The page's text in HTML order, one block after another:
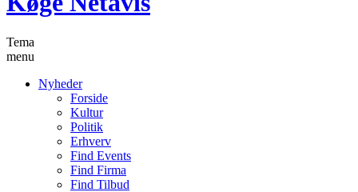
Tema
menu
Nyheder
Forside
Kultur
Politik
Erhverv
Find Events
Find Firma
Find Tilbud